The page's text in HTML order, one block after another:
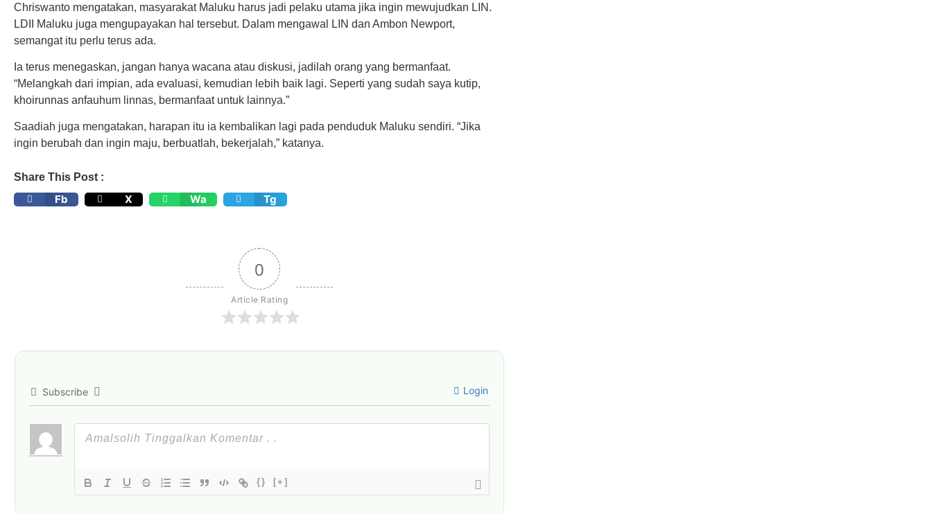
Chriswanto mengatakan, masyarakat Maluku harus jadi pelaku utama jika ingin mewujudkan LIN.
LDII Maluku juga mengupayakan hal tersebut. Dalam mengawal LIN dan Ambon Newport,
semangat itu perlu terus ada.
Ia terus menegaskan, jangan hanya wacana atau diskusi, jadilah orang yang bermanfaat.
“Melangkah dari impian, ada evaluasi, kemudian lebih baik lagi. Seperti yang sudah saya kutip,
khoirunnas anfauhum linnas, bermanfaat untuk lainnya.”
Saadiah juga mengatakan, harapan itu ia kembalikan lagi pada penduduk Maluku sendiri. “Jika
ingin berubah dan ingin maju, berbuatlah, bekerjalah,” katanya.
Share This Post :
Fb X Wa Tg
0
Article Rating
Subscribe Login
{} [+]